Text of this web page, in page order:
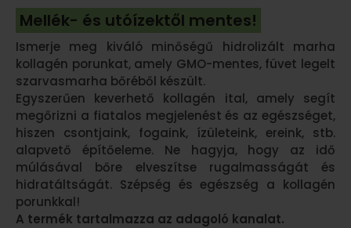
Mellék- és utóízektől mentes!
Ismerje meg kiváló minőségű hidrolizált marha
kollagén porunkat, amely GMO-mentes, füvet legelt
szarvasmarha bőréből készült.
Egyszerűen keverhető kollagén ital, amely segít
megőrizni a fiatalos megjelenést és az egészséget,
hiszen csontjaink, fogaink, ízületeink, ereink, stb.
alapvető építőeleme. Ne hagyja, hogy az idő
múlásával bőre elveszítse rugalmasságát és
hidratáltságát. Szépség és egészség a kollagén
porunkkal!
A termék tartalmazza az adagoló kanalat.